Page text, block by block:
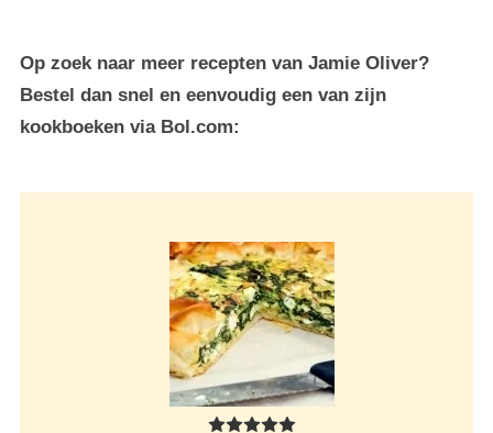
Op zoek naar meer recepten van Jamie Oliver?
Bestel dan snel en eenvoudig een van zijn
kookboeken via Bol.com: